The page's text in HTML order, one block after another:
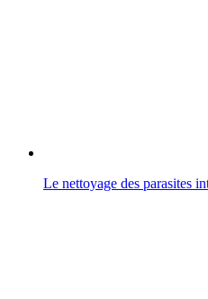
Le nettoyage des parasites